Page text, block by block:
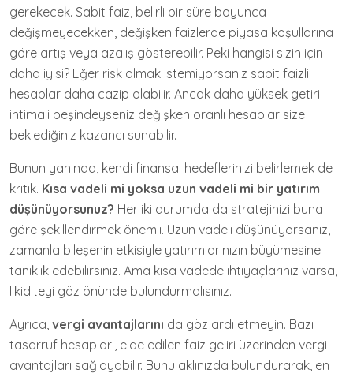
gerekecek. Sabit faiz, belirli bir süre boyunca
değişmeyecekken, değişken faizlerde piyasa koşullarına
göre artış veya azalış gösterebilir. Peki hangisi sizin için
daha iyisi? Eğer risk almak istemiyorsanız sabit faizli
hesaplar daha cazip olabilir. Ancak daha yüksek getiri
ihtimali peşindeyseniz değişken oranlı hesaplar size
beklediğiniz kazancı sunabilir.
Bunun yanında, kendi finansal hedeflerinizi belirlemek de
kritik. Kısa vadeli mi yoksa uzun vadeli mi bir yatırım
düşünüyorsunuz? Her iki durumda da stratejinizi buna
göre şekillendirmek önemli. Uzun vadeli düşünüyorsanız,
zamanla bileşenin etkisiyle yatırımlarınızın büyümesine
tanıklık edebilirsiniz. Ama kısa vadede ihtiyaçlarınız varsa,
likiditeyi göz önünde bulundurmalısınız.
Ayrıca, vergi avantajlarını da göz ardı etmeyin. Bazı
tasarruf hesapları, elde edilen faiz geliri üzerinden vergi
avantajları sağlayabilir. Bunu aklınızda bulundurarak, en